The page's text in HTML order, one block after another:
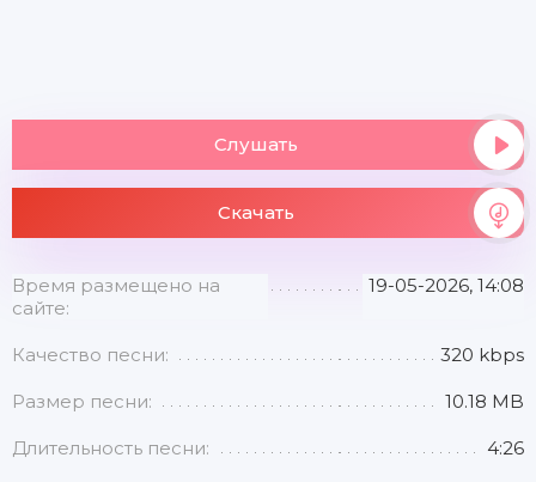
Слушать
Скачать
Время размещено на
сайте:
19-05-2026, 14:08
Качество песни: 320 kbps
Размер песни: 10.18 MB
Длительность песни: 4:26